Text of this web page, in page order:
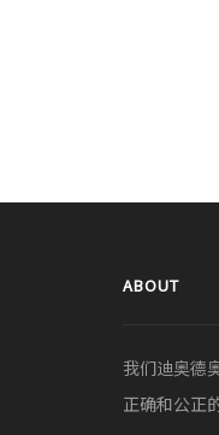
ABOUT
我们迪奥德
正确和公正